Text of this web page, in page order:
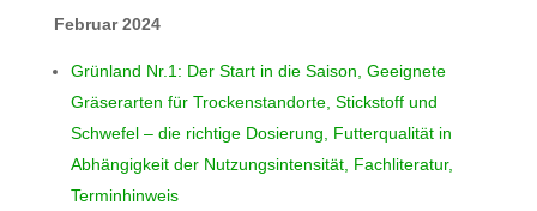
Februar 2024
Grünland Nr.1: Der Start in die Saison, Geeignete
Gräserarten für Trockenstandorte, Stickstoff und
Schwefel – die richtige Dosierung, Futterqualität in
Abhängigkeit der Nutzungsintensität, Fachliteratur,
Terminhinweis